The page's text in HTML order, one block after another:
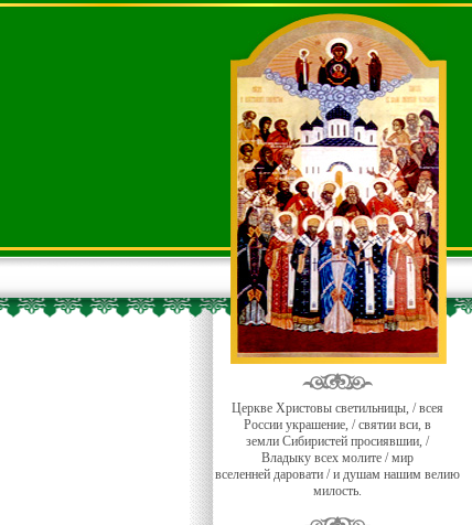
Церкве Христовы светильницы, / всея
России украшение, / святии вси, в
земли Сибиристей просиявшии, /
Владыку всех молите / мир
вселенней даровати / и душам нашим велию
милость.